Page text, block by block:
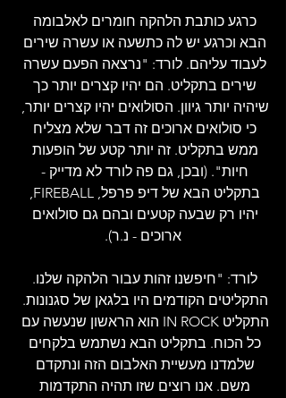
כרגע כותבת הלהקה חומרים לאלבומה
הבא וכרגע יש לה כתשעה או עשרה שירים
לעבוד עליהם. לורד: "נרצאה הפעם עשרה
שירים בתקליט. הם יהיו קצרים יותר כך
שיהיה יותר גיוון. הסולואים יהיו קצרים יותר,
כי סולואים ארוכים זה דבר שלא מצליח
ממש בתקליט. זה יותר קטע של הופעות
חיות". (ובכן, גם פה לורד לא מדייק -
בתקליט הבא של דיפ פרפל, FIREBALL,
יהיו רק שבעה קטעים ובהם גם סולואים
ארוכים - נ.ר).
לורד: "חיפשנו זהות עבור הלהקה שלנו.
התקליטים הקודמים היו בלגאן של סגנונות.
התקליט IN ROCK הוא הראשון שנעשה עם
כל הכוח. בתקליט הבא נשתמש בלקחים
שלמדנו מעשיית האלבום הזה ונתקדם
משם. אנו רוצים שזו תהיה התקדמות